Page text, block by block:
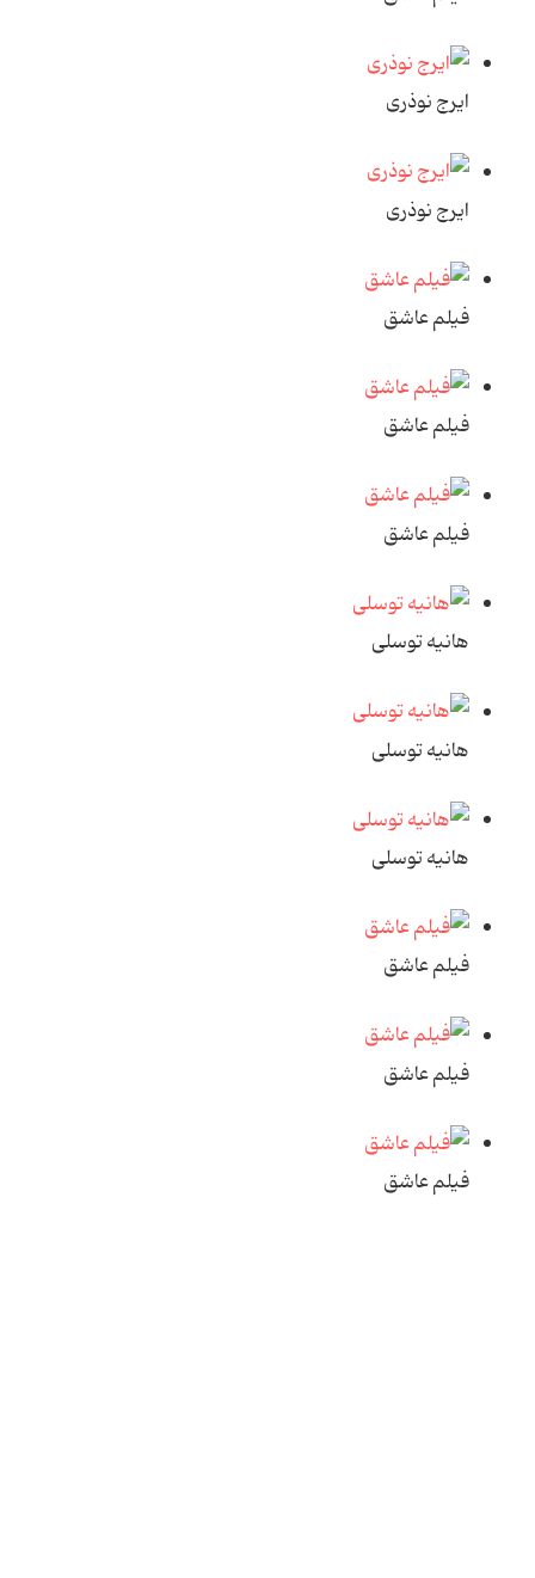
ایرج نوذری
ایرج نوذری
فیلم عاشق
فیلم عاشق
فیلم عاشق
هانیه توسلی
هانیه توسلی
هانیه توسلی
فیلم عاشق
فیلم عاشق
فیلم عاشق